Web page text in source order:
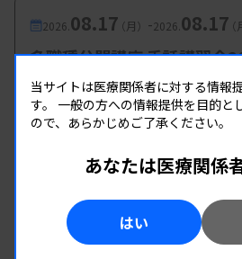
2026. 08.17（月） -2026. 08.17（
多職種公開講座 手話講習会
主催 :大阪府臨床検査技師会
開催場所 : 大阪府
管理運営
08.19（水）-2026.08.19（
第1回臨床検査総合部門研修
当サイトは医療関係者に対する情報
す。 一般の方への情報提供を目的と
ので、あらかじめご了承ください。
あなたは医療関係
はい